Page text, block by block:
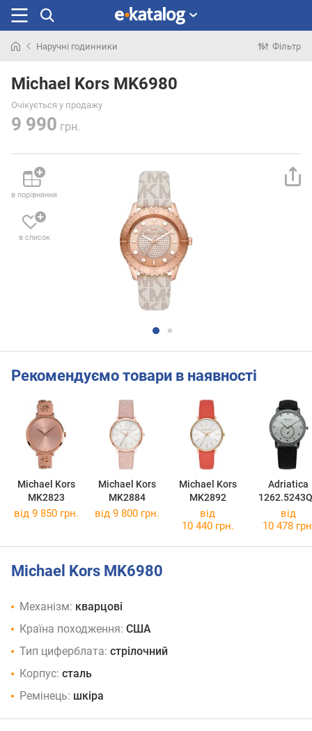
раніше
Наручні годинники Фільтр
Michael Kors MK6980
Очікується у продажу
9 990 грн.
в порівняння
в список
Рекомендуємо товари в наявності
Michael Kors
MK2823
Michael Kors
MK2884
Michael Kors
MK2892
Adriatica
від 9 850 грн. від 9 800 грн.
від
10 440 грн.
від
10 478
Michael Kors MK6980
Механізм: кварцові
Країна походження: США
Тип циферблата: стрілочний
Корпус: сталь
Ремінець: шкіра